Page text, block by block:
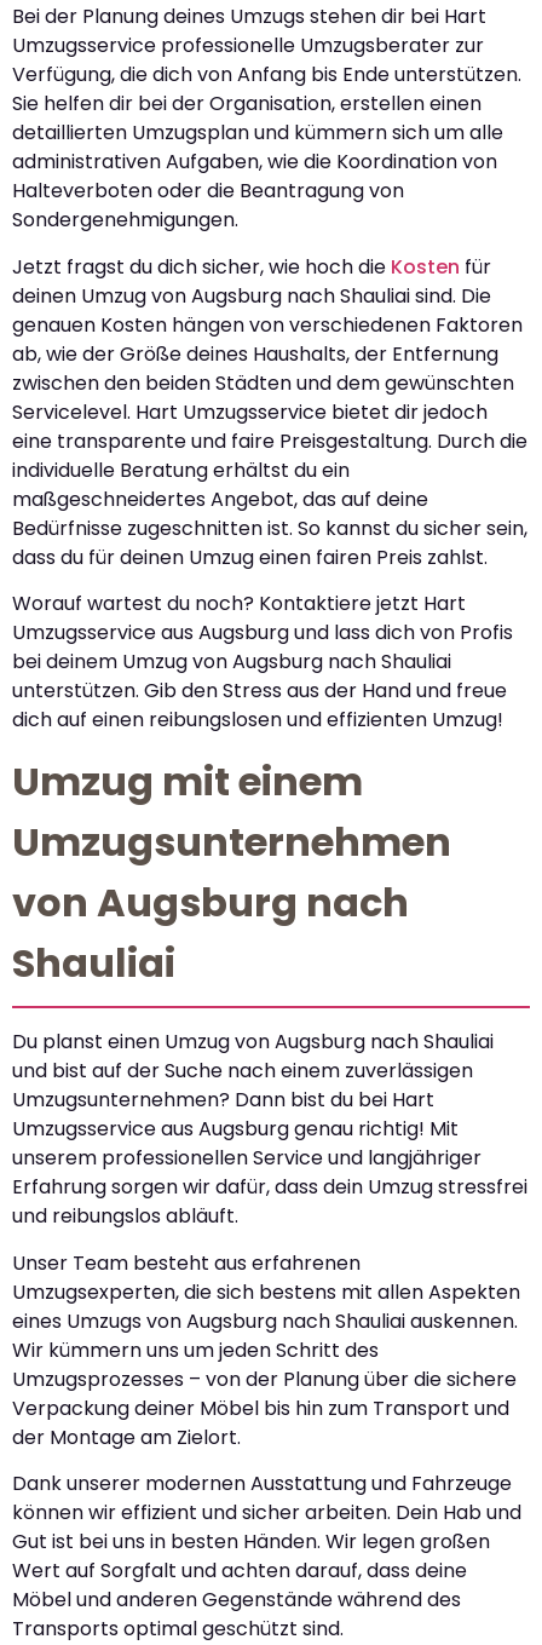
Bei der Planung deines Umzugs stehen dir bei Hart
Umzugsservice professionelle Umzugsberater zur
Verfügung, die dich von Anfang bis Ende unterstützen.
Sie helfen dir bei der Organisation, erstellen einen
detaillierten Umzugsplan und kümmern sich um alle
administrativen Aufgaben, wie die Koordination von
Halteverboten oder die Beantragung von
Sondergenehmigungen.
Jetzt fragst du dich sicher, wie hoch die Kosten für
deinen Umzug von Augsburg nach Shauliai sind. Die
genauen Kosten hängen von verschiedenen Faktoren
ab, wie der Größe deines Haushalts, der Entfernung
zwischen den beiden Städten und dem gewünschten
Servicelevel. Hart Umzugsservice bietet dir jedoch
eine transparente und faire Preisgestaltung. Durch die
individuelle Beratung erhältst du ein
maßgeschneidertes Angebot, das auf deine
Bedürfnisse zugeschnitten ist. So kannst du sicher sein,
dass du für deinen Umzug einen fairen Preis zahlst.
Worauf wartest du noch? Kontaktiere jetzt Hart
Umzugsservice aus Augsburg und lass dich von Profis
bei deinem Umzug von Augsburg nach Shauliai
unterstützen. Gib den Stress aus der Hand und freue
dich auf einen reibungslosen und effizienten Umzug!
Umzug mit einem
Umzugsunternehmen
von Augsburg nach
Shauliai
Du planst einen Umzug von Augsburg nach Shauliai
und bist auf der Suche nach einem zuverlässigen
Umzugsunternehmen? Dann bist du bei Hart
Umzugsservice aus Augsburg genau richtig! Mit
unserem professionellen Service und langjähriger
Erfahrung sorgen wir dafür, dass dein Umzug stressfrei
und reibungslos abläuft.
Unser Team besteht aus erfahrenen
Umzugsexperten, die sich bestens mit allen Aspekten
eines Umzugs von Augsburg nach Shauliai auskennen.
Wir kümmern uns um jeden Schritt des
Umzugsprozesses – von der Planung über die sichere
Verpackung deiner Möbel bis hin zum Transport und
der Montage am Zielort.
Dank unserer modernen Ausstattung und Fahrzeuge
können wir effizient und sicher arbeiten. Dein Hab und
Gut ist bei uns in besten Händen. Wir legen großen
Wert auf Sorgfalt und achten darauf, dass deine
Möbel und anderen Gegenstände während des
Transports optimal geschützt sind.